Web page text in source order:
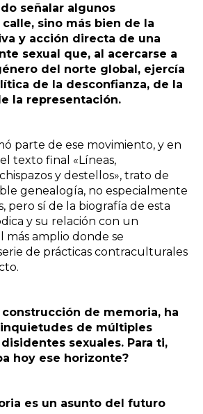
señalar algunos
sino más bien de la
y acción directa de una
sexual que, al acercarse a
del norte global, ejercía
de la desconfianza, de la
la representación.
parte de ese movimiento, y en
texto final «Líneas,
y destellos», trato de
genealogía, no especialmente
pero sí de la biografía de esta
y su relación con un
amplio donde se
de prácticas contraculturales
de memoria, ha
de múltiples
sexuales. Para ti,
hoy ese horizonte?
es un asunto del futuro